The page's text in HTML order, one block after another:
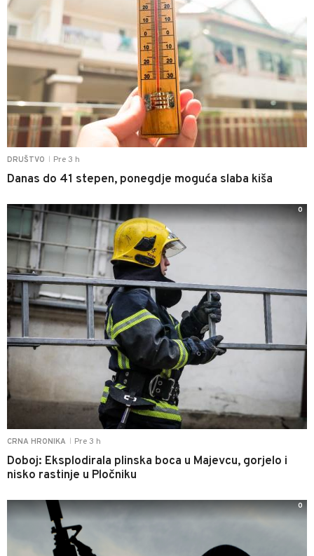
DRUŠTVO Pre 3 h
Danas do 41 stepen, ponegdje moguća slaba kiša
CRNA HRONIKA Pre 3 h
Doboj: Eksplodirala plinska boca u Majevcu, gorjelo i
nisko rastinje u Pločniku
0
0